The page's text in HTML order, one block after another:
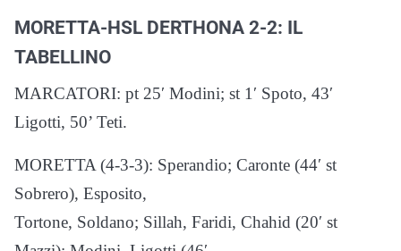
MORETTA-HSL DERTHONA 2-2: IL
TABELLINO
MARCATORI: pt 25′ Modini; st 1′ Spoto, 43′
Ligotti, 50’ Teti.
MORETTA (4-3-3): Sperandio; Caronte (44′ st
Sobrero), Esposito,
Tortone, Soldano; Sillah, Faridi, Chahid (20′ st